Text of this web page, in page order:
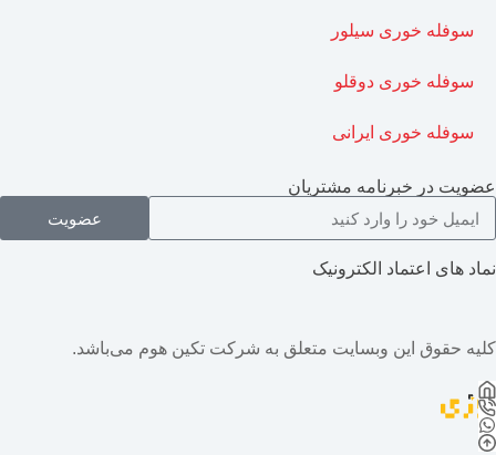
سوفله خوری سیلور
سوفله خوری دوقلو
سوفله خوری ایرانی
عضویت در خبرنامه مشتریان
عضویت
نماد های اعتماد الکترونیک
کلیه حقوق این وبسایت متعلق به شرکت تکین هوم می‌باشد.